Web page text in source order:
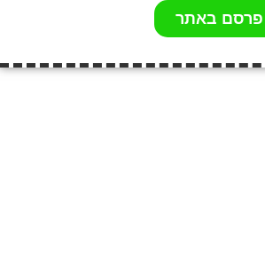
פרסם באתר